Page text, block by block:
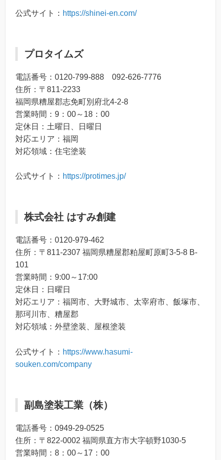
公式サイト： https://shinei-en.com/
プロタイムズ
電話番号：0120-799-888 092-626-7776
住所：〒811-2233
福岡県糟屋郡志免町別府北4-2-8
営業時間：9：00～18：00
定休日：土曜日、日曜日
対応エリア：福岡
対応領域：住宅塗装
公式サイト： https://protimes.jp/
株式会社 はすみ創建
電話番号：0120-979-462
住所：〒811-2307 福岡県糟屋郡粕屋町原町3-5-8 B-
101
営業時間：9:00～17:00
定休日：日曜日
対応エリア：福岡市、大野城市、太宰府市、飯塚市、
那珂川市、糟屋郡
対応領域：外壁塗装、屋根塗装
公式サイト： https://www.hasumi-
souken.com/company
副島塗装工業（株）
電話番号：0949-29-0525
住所：〒822-0002 福岡県直方市大字頓野1030-5
営業時間：8：00～17：00